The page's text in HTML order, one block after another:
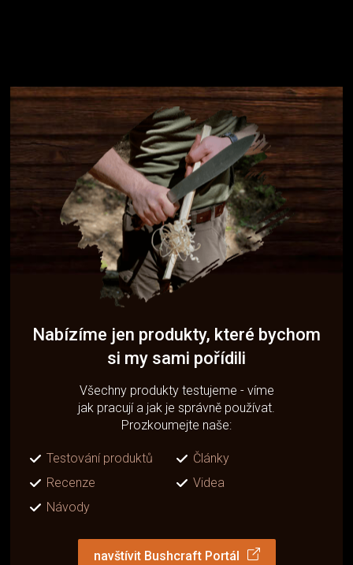
Nabízíme jen produkty, které bychom
si my sami pořídili
Všechny produkty testujeme - víme
jak pracují a jak je správně používat.
Prozkoumejte naše:
Testování produktů
Články
Recenze
Videa
Návody
navštívit Bushcraft Portál